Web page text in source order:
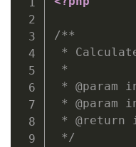
/**
*
*
* @param
* @param
* @return
*/